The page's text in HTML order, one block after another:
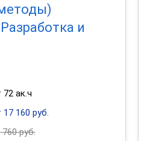
и
72 ак.ч
17 160 руб.
760 руб.